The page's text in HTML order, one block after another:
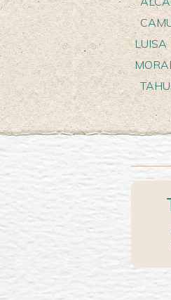
LUISA